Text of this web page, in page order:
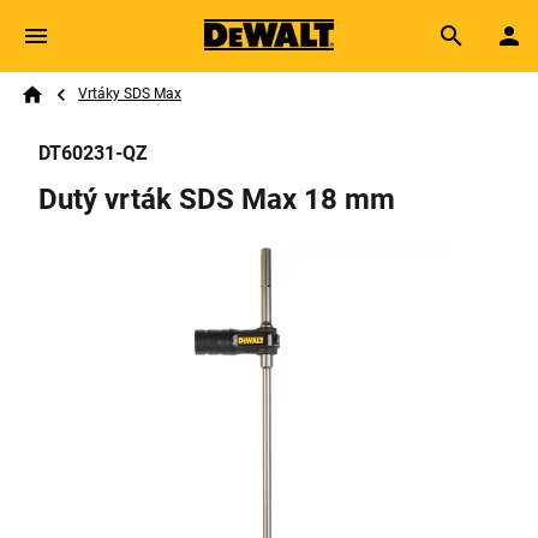
Skip to main content
Search
Breadcrumb
Vrtáky SDS Max
DT60231-QZ
Dutý vrták SDS Max 18 mm